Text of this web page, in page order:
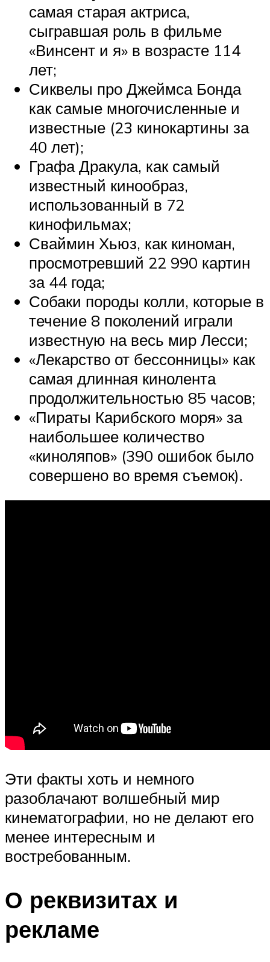
самая старая актриса,
сыгравшая роль в фильме
«Винсент и я» в возрасте 114
лет;
Сиквелы про Джеймса Бонда
как самые многочисленные и
известные (23 кинокартины за
40 лет);
Графа Дракула, как самый
известный кинообраз,
использованный в 72
кинофильмах;
Сваймин Хьюз, как киноман,
просмотревший 22 990 картин
за 44 года;
Собаки породы колли, которые в
течение 8 поколений играли
известную на весь мир Лесси;
«Лекарство от бессонницы» как
самая длинная кинолента
продолжительностью 85 часов;
«Пираты Карибского моря» за
наибольшее количество
«киноляпов» (390 ошибок было
совершено во время съемок).
Эти факты хоть и немного
разоблачают волшебный мир
кинематографии, но не делают его
менее интересным и
востребованным.
О реквизитах и
рекламе